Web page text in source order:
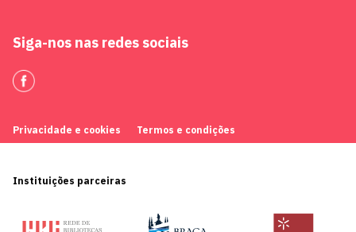
Siga-nos nas redes sociais
Privacidade e cookies Termos e condições
Instituições parceiras